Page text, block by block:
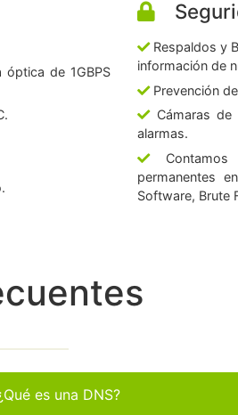
de 1GBPS
Respaldos y
información de
Prevención
Cámaras de
alarmas.
Contamos
permanentes
Software, Brute
es una DNS?